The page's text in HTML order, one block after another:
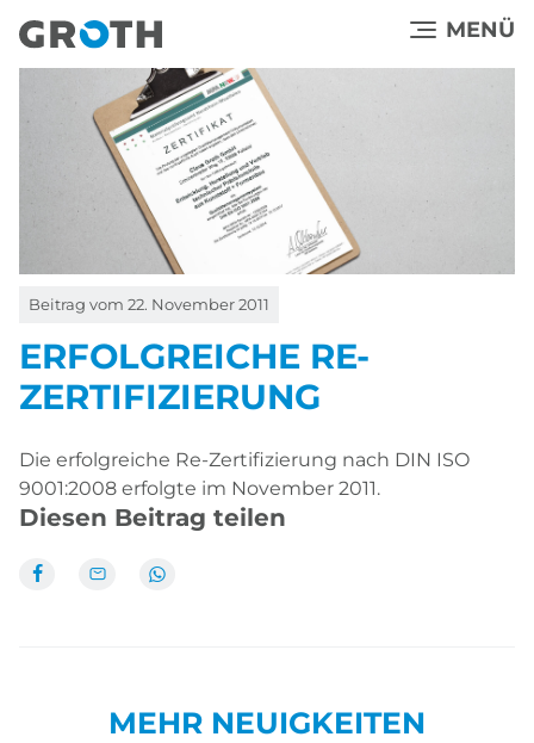
zum
Inhalt
MENÜ
Beitrag vom 22. November 2011
ERFOLGREICHE RE-
ZERTIFIZIERUNG
Die erfolgreiche Re-Zertifizierung nach DIN ISO
9001:2008 erfolgte im November 2011.
Diesen Beitrag teilen
MEHR NEUIGKEITEN